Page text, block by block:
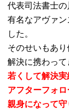
代表司法書士
有名なアヴァ
した。
そのせいもあ
解決に携わって
若くして解決
アフターフォ
親身になって守